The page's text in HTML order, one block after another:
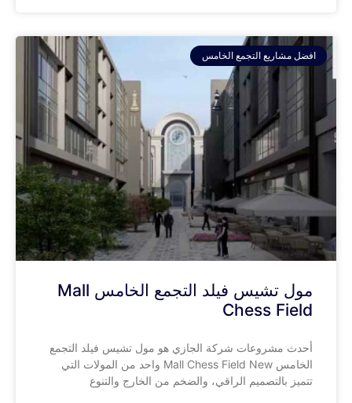
افضل مشاريع التجمع الخامس
مول تشيس فيلد التجمع الخامس Mall
Chess Field
أحدث مشروعات شركة الجازي هو مول تشيس فيلد التجمع
الخامس Mall Chess Field New واحد من المولات التي
تتميز بالتصميم الراقي، والضخم من الخارج والتنوع